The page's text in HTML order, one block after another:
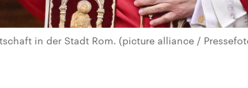
in der Stadt Rom. (picture alliance /